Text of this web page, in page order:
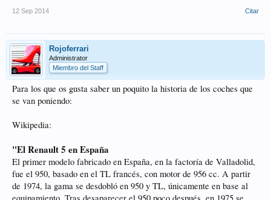
12 Sep 2014 Citar
Rojoferrari
Administrator
Miembro del Staff
Para los que os gusta saber un poquito la historia de los coches que
se van poniendo:
Wikipedia:
"El Renault 5 en España
El primer modelo fabricado en España, en la factoría de Valladolid,
fue el 950, basado en el TL francés, con motor de 956 cc. A partir
de 1974, la gama se desdobló en 950 y TL, únicamente en base al